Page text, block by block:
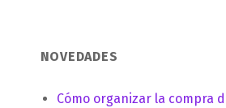
NOVEDADES
Cómo organizar la compra